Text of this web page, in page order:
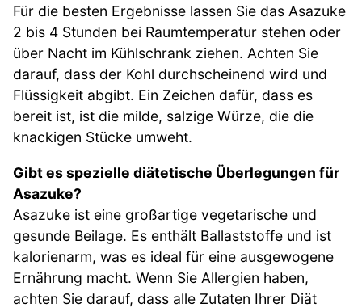
Für die besten Ergebnisse lassen Sie das Asazuke
2 bis 4 Stunden bei Raumtemperatur stehen oder
über Nacht im Kühlschrank ziehen. Achten Sie
darauf, dass der Kohl durchscheinend wird und
Flüssigkeit abgibt. Ein Zeichen dafür, dass es
bereit ist, ist die milde, salzige Würze, die die
knackigen Stücke umweht.
Gibt es spezielle diätetische Überlegungen für
Asazuke?
Asazuke ist eine großartige vegetarische und
gesunde Beilage. Es enthält Ballaststoffe und ist
kalorienarm, was es ideal für eine ausgewogene
Ernährung macht. Wenn Sie Allergien haben,
achten Sie darauf, dass alle Zutaten Ihrer Diät